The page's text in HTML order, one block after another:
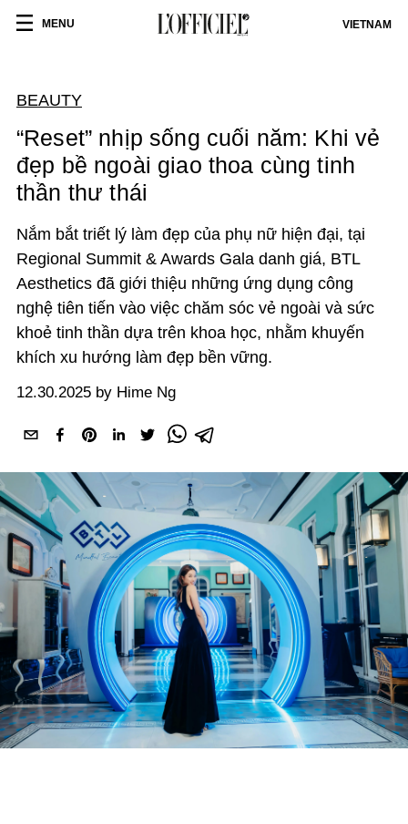
MENU VIETNAM
BEAUTY
“Reset” nhịp sống cuối năm: Khi vẻ
đẹp bề ngoài giao thoa cùng tinh
thần thư thái
Nắm bắt triết lý làm đẹp của phụ nữ hiện đại, tại
Regional Summit & Awards Gala danh giá, BTL
Aesthetics đã giới thiệu những ứng dụng công
nghệ tiên tiến vào việc chăm sóc vẻ ngoài và sức
khoẻ tinh thần dựa trên khoa học, nhằm khuyến
khích xu hướng làm đẹp bền vững.
12.30.2025 by Hime Ng